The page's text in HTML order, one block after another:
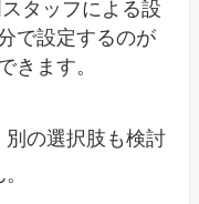
タッフによる設
で設定するのが
きます。
の選択肢も検討